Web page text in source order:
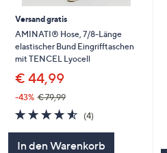
Versand gratis
AMINATI® Hose, 7/8-Länge
elastischer Bund Eingrifftaschen
mit TENCEL Lyocell
€ 44,99
-43% € 79,99
4.5
von
5
(4)
In den Warenkorb